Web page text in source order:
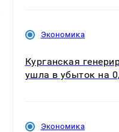
Экономика
Курганская
ушла в убыток на
Экономика